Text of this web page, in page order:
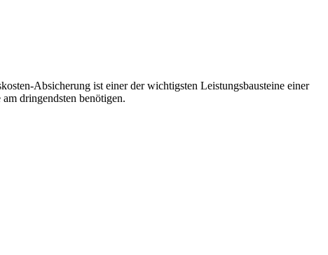
Absicherung ist einer der wichtigsten Leistungsbausteine einer
dringendsten benötigen.